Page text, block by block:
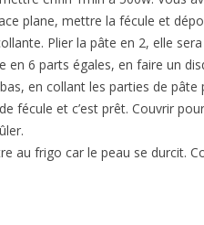
plane, mettre la fécule et
Plier la pâte en 2, elle
en 6 parts égales, en faire un
en collant les parties de
fécule et c’est prêt. Couvrir
au frigo car le peau se durcit.